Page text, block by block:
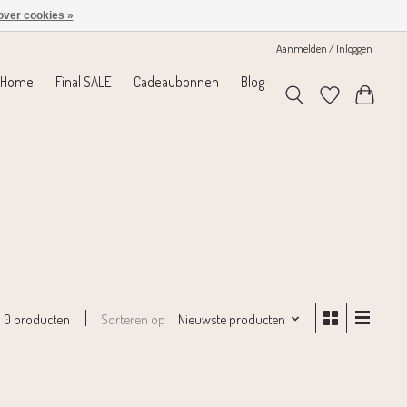
Aanmelden / Inloggen
Home Final SALE Cadeaubonnen Blog
0 producten Sorteren op Nieuwste producten
cookies »